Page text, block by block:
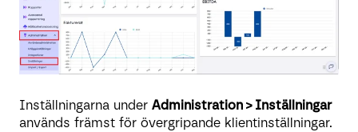
Inställningarna under Administration > Inställningar
används främst för övergripande klientinställningar.